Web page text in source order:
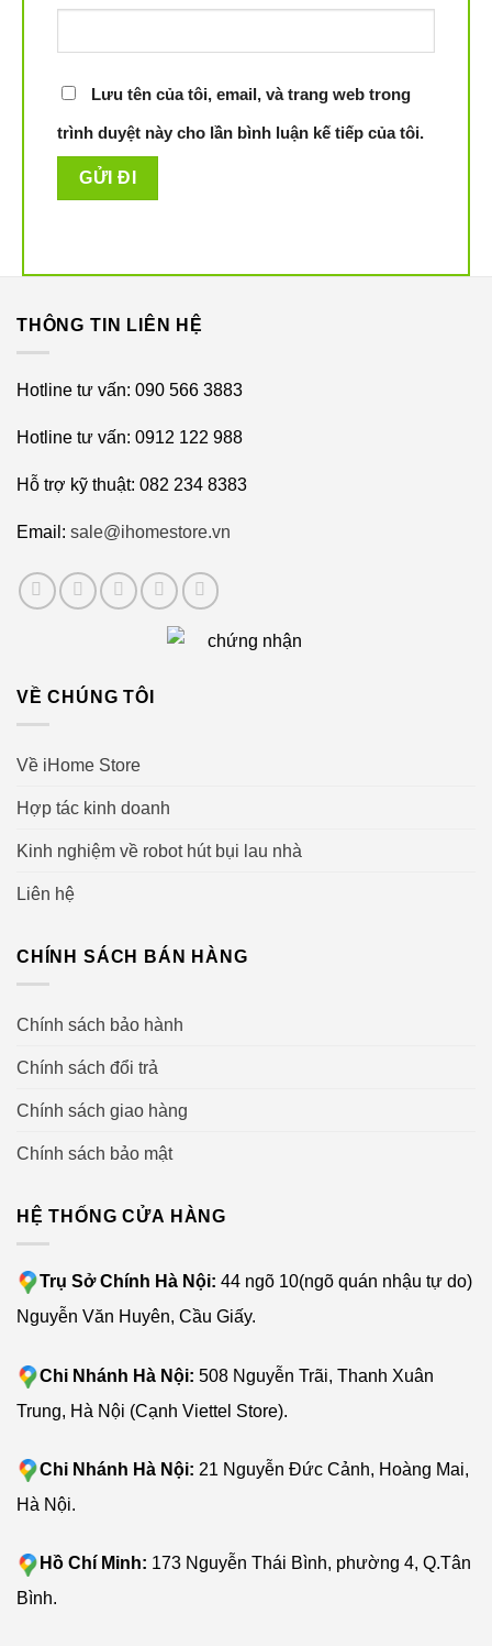
Lưu tên của tôi, email, và trang web trong
trình duyệt này cho lần bình luận kế tiếp của tôi.
THÔNG TIN LIÊN HỆ
Hotline tư vấn: 090 566 3883
Hotline tư vấn: 0912 122 988
Hỗ trợ kỹ thuật: 082 234 8383
Email: sale@ihomestore.vn
VỀ CHÚNG TÔI
Về iHome Store
Hợp tác kinh doanh
Kinh nghiệm về robot hút bụi lau nhà
Liên hệ
CHÍNH SÁCH BÁN HÀNG
Chính sách bảo hành
Chính sách đổi trả
Chính sách giao hàng
Chính sách bảo mật
HỆ THỐNG CỬA HÀNG
Trụ Sở Chính Hà Nội: 44 ngõ 10(ngõ quán nhậu tự do)
Nguyễn Văn Huyên, Cầu Giấy.
Chi Nhánh Hà Nội: 508 Nguyễn Trãi, Thanh Xuân
Trung, Hà Nội (Cạnh Viettel Store).
Chi Nhánh Hà Nội: 21 Nguyễn Đức Cảnh, Hoàng Mai,
Hà Nội.
Hồ Chí Minh: 173 Nguyễn Thái Bình, phường 4, Q.Tân
Bình.